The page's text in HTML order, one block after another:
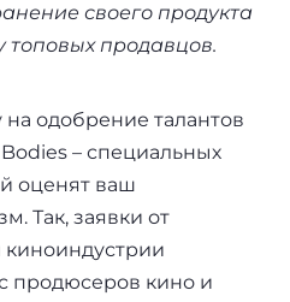
своего продукта
топовых продавцов.
на одобрение талантов
– специальных
оценят ваш
Так, заявки от
киноиндустрии
продюсеров кино и